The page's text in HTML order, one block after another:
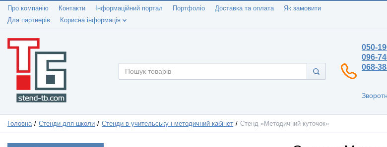
Про компанію Контакти Інформаційний портал Портфоліо Доставка та оплата
Як замовити
Для партнерів
Корисна інформація
050-
096-
068-
Головна Стенди для школи Стенди в учительську і методичний кабінет Стенд «Методичний куточок»